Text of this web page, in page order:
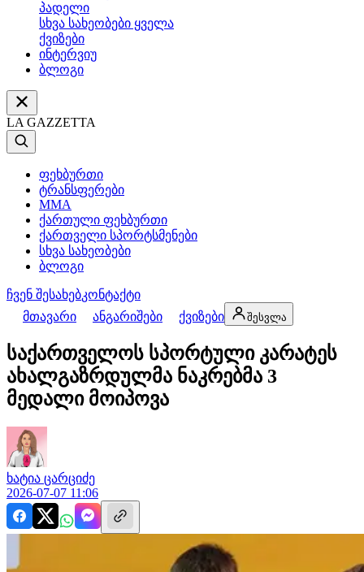
პადელი
სხვა სახეობები ყველა
ქვიზები
ინტერვიუ
ბლოგი
LA GAZZETTA
ფეხბურთი
ტრანსფერები
MMA
ქართული ფეხბურთი
ქართველი სპორტსმენები
სხვა სახეობები
ბლოგი
ჩვენ შესახებკონტაქტი
მთავარი
ანგარიშები ქვიზები შესვლა
საქართველოს სპორტული კარატეს
ახალგაზრდულმა ნაკრებმა 3
მედალი მოიპოვა
ხატია ცარციძე
2026-07-07 11:06